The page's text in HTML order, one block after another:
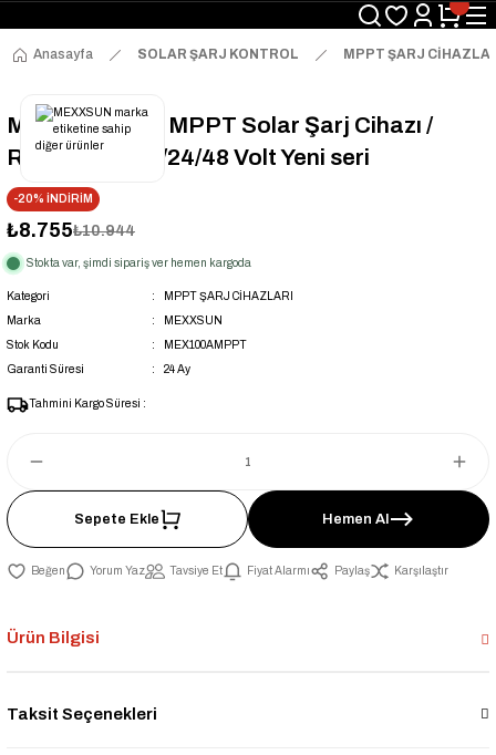
Anasayfa SOLAR ŞARJ KONTROL MPPT ŞARJ
Mexxsun 100A MPPT Solar Şarj Cihazı /
Regülatörü 12/24/48 Volt Yeni seri
-20% İNDİRİM
₺8.755₺10.944
Stokta var, şimdi sipariş ver hemen kargoda
Kategori
MPPT ŞARJ CİHAZLARI
Marka
MEXXSUN
Stok Kodu
MEX100AMPPT
Garanti Süresi
24 Ay
Tahmini Kargo Süresi :
Sepete Ekle Hemen Al
Yorum Yaz Tavsiye Et Fiyat Alarmı Paylaş Karşılaştır
Ürün Bilgisi
Taksit Seçenekleri